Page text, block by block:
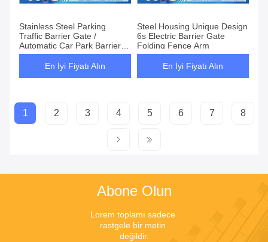
Stainless Steel Parking
Traffic Barrier Gate /
Automatic Car Park Barriers
Access Control
En İyi Fiyatı Alın
Steel Housing Unique Design
6s Electric Barrier Gate
Folding Fence Arm
En İyi Fiyatı Alın
1 2 3 4 5 6 7 8
Abone Olun
Lorem toplamı sadece
rastgele bir metin
değildir.